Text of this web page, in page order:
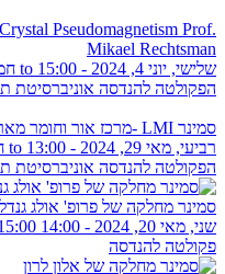
Pseudomagnetism Prof.
Mikael Rechtsman
שלישי, יוני 4, 2024 - 15:00
הפקולטה להנדסה אוניברסיטת תל
סמינר LMI -מרכז אור וחומר מארח את Dr. Amir Capua
רביעי, מאי 29, 2024 - 13:00
הפקולטה להנדסה אוניברסיטת תל
סמינר מחלקה של פרופ' אולג
שני, מאי 20, 2024 -
14:00
פקולטה להנדסה